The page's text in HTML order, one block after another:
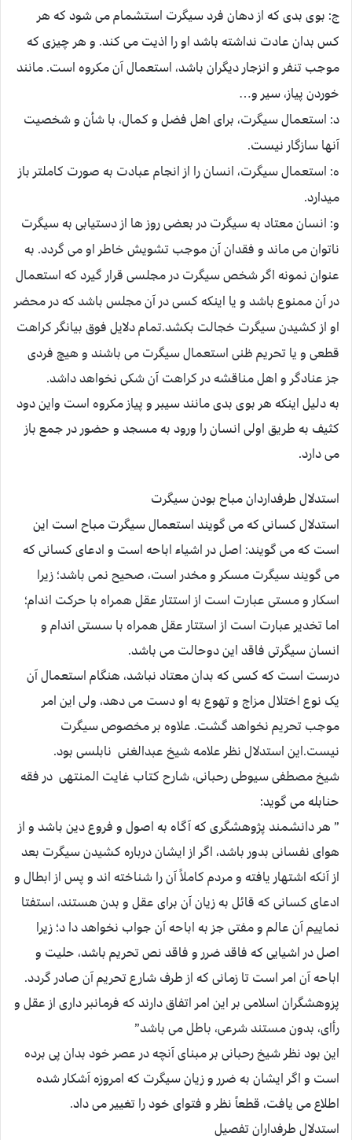
ج: بوی بدی که از دهان فرد سیگرت استشمام می شود که هر
کس بدان عادت نداشته باشد او را اذیت می کند. و هر چیزی که
موجب تنفر و انزجار دیگران باشد، استعمال آن مکروه است. مانند
خوردن پیاز، سیر و…
د: استعمال سیگرت، برای اهل فضل و کمال، با شأن و شخصیت
آنها سازگار نیست.
ه: استعمال سیگرت، انسان را از انجام عبادت به صورت کاملتر باز
میدارد.
و: انسان معتاد به سیگرت در بعضی روز ها از دستیابی به سیگرت
ناتوان می ماند و فقدان آن موجب تشویش خاطر او می گردد. به
عنوان نمونه اگر شخص سیگرت در مجلسی قرار گیرد که استعمال
در آن ممنوع باشد و یا اینکه کسی در آن مجلس باشد که در محضر
او از کشیدن سیگرت خجالت بکشد.تمام دلایل فوق بیانگر کراهت
قطعی و یا تحریم ظنی استعمال سیگرت می باشند و هیچ فردی
جز عنادگر و اهل مناقشه در کراهت آن شکی نخواهد داشد.
به دلیل اینکه هر بوی بدی مانند سیبر و پیاز مکروه است واین دود
کثیف به طریق اولی انسان را ورود به مسجد و حضور در جمع باز
می دارد.
استدلال طرفداردان مباح بودن سیگرت
استدلال کسانی که می گویند استعمال سیگرت مباح است این
است که می گویند: اصل در اشیاء اباحه است و ادعای کسانی که
می گویند سیگرت مسکر و مخدر است، صحیح نمی باشد؛ زیرا
اسکار و مستی عبارت است از استتار عقل همراه با حرکت اندام؛
اما تخدیر عبارت است از استتار عقل همراه با سستی اندام و
انسان سیگرتی فاقد این دوحالت می باشد.
درست است که کسی که بدان معتاد نباشد، هنگام استعمال آن
یک نوع اختلال مزاج و تهوع به او دست می دهد، ولی این امر
موجب تحریم نخواهد گشت. علاوه بر مخصوص سیگرت
نیست.این استدلال نظر علامه شیخ عبدالغنی نابلسی بود.
شیخ مصطفی سیوطی رحبانی، شارح کتاب غایت المنتهی در فقه
حنابله می گوید:
” هر دانشمند پژوهشگری که آگاه به اصول و فروع دین باشد و از
هوای نفسانی بدور باشد، اگر از ایشان درباره کشیدن سیگرت بعد
از آنکه اشتهار یافته و مردم کاملاً آن را شناخته اند و پس از ابطال و
ادعای کسانی که قائل به زیان آن برای عقل و بدن هستند، استفتا
نماییم آن عالم و مفتی جز به اباحه آن جواب نخواهد دا د؛ زیرا
اصل در اشیایی که فاقد ضرر و فاقد نص تحریم باشد، حلیت و
اباحه آن امر است تا زمانی که از طرف شارع تحریم آن صادر گردد.
پزوهشگران اسلامی بر این امر اتفاق دارند که فرمانبر داری از عقل و
رأای، بدون مستند شرعی، باطل می باشد”
این بود نظر شیخ رحبانی بر مبنای آنچه در عصر خود بدان پی برده
است و اگر ایشان به ضرر و زیان سیگرت که امروزه آشکار شده
اطلاع می یافت، قطعاً نظر و فتوای خود را تغییر می داد.
استدلال طرفداران تفصیل